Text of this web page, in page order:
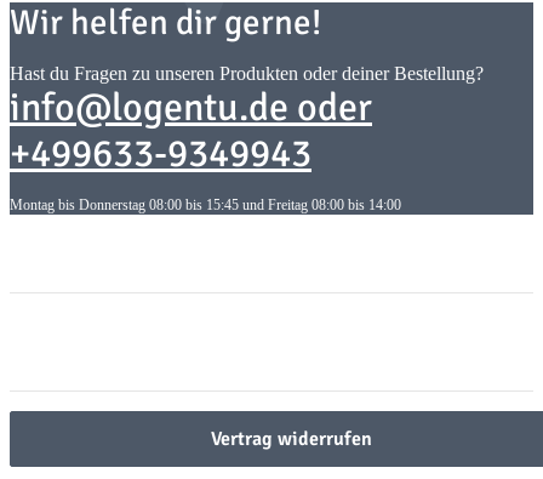
Wir helfen dir gerne!
Hast du Fragen zu unseren Produkten oder deiner Bestellung?
info@logentu.de oder
+499633-9349943
Montag bis Donnerstag 08:00 bis 15:45 und Freitag 08:00 bis 14:00
Vertrag widerrufen